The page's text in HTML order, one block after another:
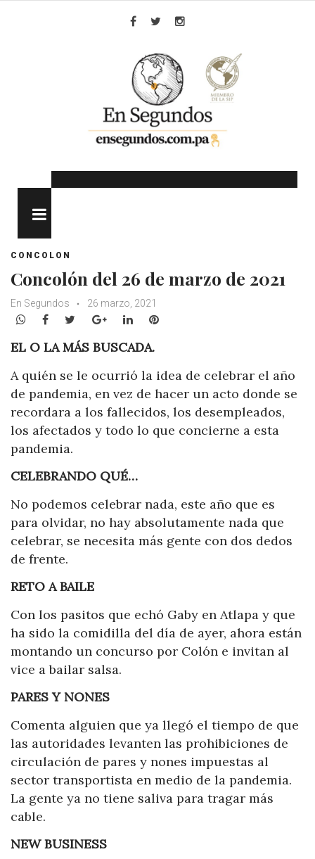
CONCOLON
Concolón del 26 de marzo de 2021
En Segundos 26 marzo, 2021
WhatsApp
Facebook
TwitterGoogle+LinkedInPinterest
EL O LA MÁS BUSCADA.
A quién se le ocurrió la idea de celebrar el año
de pandemia, en vez de hacer un acto donde se
recordara a los fallecidos, los desempleados,
los afectados y todo lo que concierne a esta
pandemia.
CELEBRANDO QUÉ…
No podemos celebrar nada, este año que es
para olvidar, no hay absolutamente nada que
celebrar, se necesita más gente con dos dedos
de frente.
RETO A BAILE
Con los pasitos que echó Gaby en Atlapa y que
ha sido la comidilla del día de ayer, ahora están
montando un concurso por Colón e invitan al
vice a bailar salsa.
PARES Y NONES
Comenta alguien que ya llegó el tiempo de que
las autoridades levanten las prohibiciones de
circulación de pares y nones impuestas al
sector transportista en medio de la pandemia.
La gente ya no tiene saliva para tragar más
cable.
NEW BUSINESS